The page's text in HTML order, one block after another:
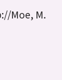
Moe, M.